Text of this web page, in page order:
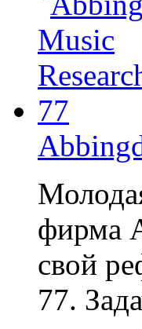
фирма
свой
77.